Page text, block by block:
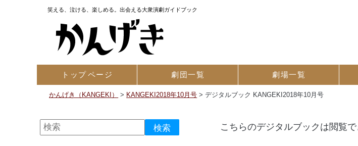
笑える、泣ける、楽しめる。出会える大衆演劇ガイドブック
トップページ 劇団一覧 劇場一覧
かんげき（KANGEKI） > KANGEKI2018年10月号 >デジタルブック KANGEKI2018年10月号
こちらのデジタルブックは閲覧